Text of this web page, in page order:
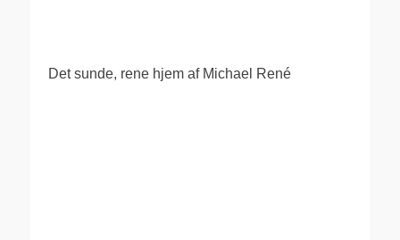
Det sunde, rene hjem af Michael René